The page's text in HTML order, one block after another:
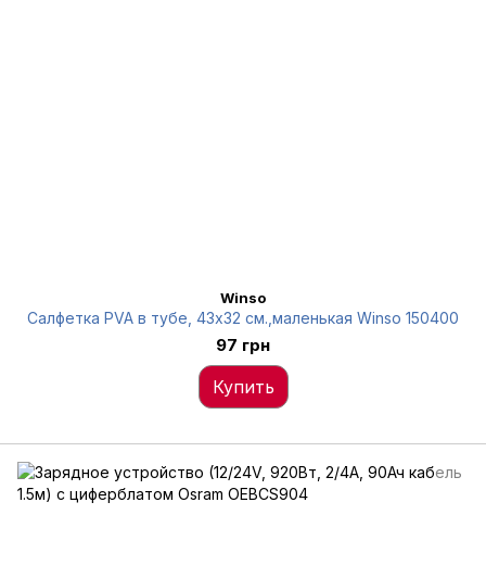
Winso
Салфетка PVA в тубе, 43x32 см.,маленькая Winso 150400
97 грн
Купить